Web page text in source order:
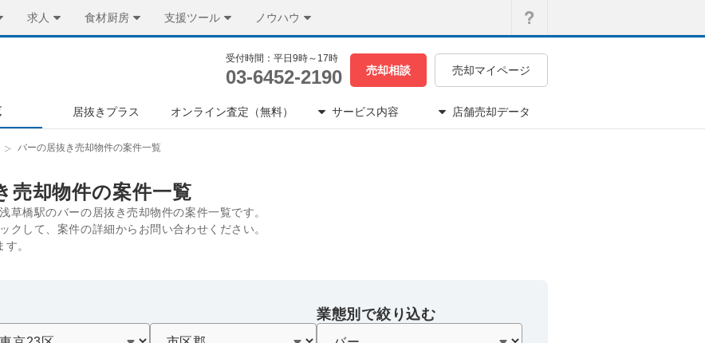
求人 食材厨房 支援ツール ノウハウ
受付時間：平日9時～17時
03-6452-2190 売却相談 売却マイページ
居抜きプラス オンライン査定（無料） サービス内容 店舗売却データ
バーの居抜き売却物件の案件一覧
売却物件の案件一覧
草橋駅のバーの居抜き売却物件の案件一覧です。
クして、案件の詳細からお問い合わせください。
。
業態別で絞り込む